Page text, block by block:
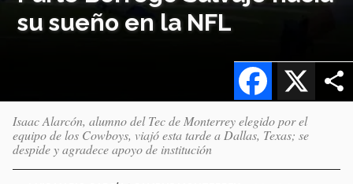
su sueño en la NFL
X
Facebook
Isaac Alarcón, alumno del Tec de Monterrey elegido por el
equipo de los Cowboys, viajó esta tarde a Dallas, Texas; se
despide y agradece apoyo de institución